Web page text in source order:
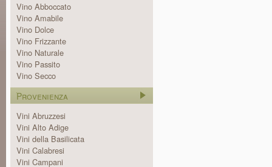
Vino Abboccato
Vino Amabile
Vino Dolce
Vino Frizzante
Vino Naturale
Vino Passito
Vino Secco
Provenienza
Vini Abruzzesi
Vini Alto Adige
Vini della Basilicata
Vini Calabresi
Vini Campani